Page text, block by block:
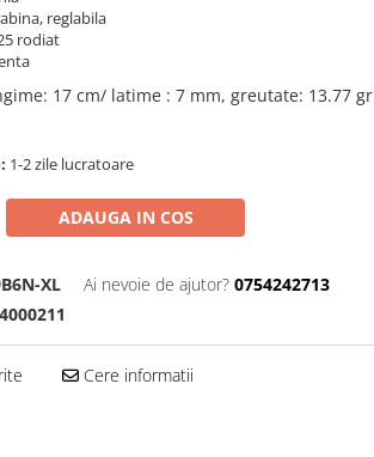
reglabila
rodiat
17 cm/ latime : 7 mm, greutate: 13.77 gr
1-2 zile lucratoare
ADAUGA IN COS
XL Ai nevoie de ajutor? 0754242713
Cere informatii